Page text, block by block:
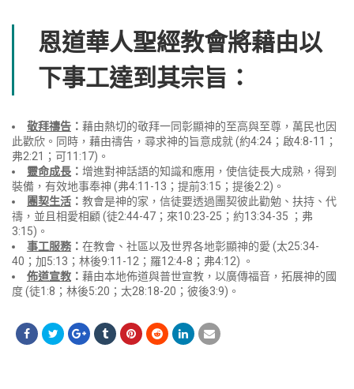
恩道華人聖經教會將藉由以
下事工達到其宗旨：
敬拜禱告 ： 藉由熱切的敬拜一同彰顯神的至高與至尊，萬民也因
此歡欣。同時，藉由禱告，尋求神的旨意成就 (約4:24；啟4:8-11；
弗2:21；可11:17)。
靈命成長 ： 增進​​對神話語的知識和應用，使信徒長大成熟，得到
裝備，有效地事奉神 (弗4:11-13；提前3:15；提後2:2)。
團契生活 ： 教會是神的家，信徒要透過團契彼此勸勉、扶持、代
禱，並且相愛相顧 (徒2:44-47；來10:23-25；約13:34-35 ；弗
3:15)。
事工服務 ： 在教會、社區以及世界各地彰顯神的愛 (太25:34-
40；加5:13；林後9:11-12；羅12:4-8；弗4:12) 。
佈道宣教 ： 藉由本地佈道與普世宣教，以廣傳福音，拓展神的國
度 (徒1:8；林後5:20；太28:18-20；彼後3:9)。